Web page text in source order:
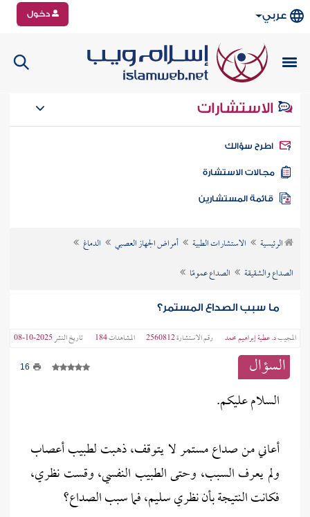
عربي دخول
الاستشارات
سؤالك
الاستشارة
الرئيسية الاستشارات الطبية أمراض الجهاز العصبي
الدماغ
الصداع والشقيقة
الصداع عمومًا
ما سبب الصداع المستمر؟
المجيبد. عطية إبراهيم محمد رقم الاستشارة2560812 المشاهدات184 تاريخ النشر2025-10-08
السؤال 16
السلام عليكم.
أعاني من صداع مستمر لا يتوقف، ذهبت لطبيب أعصاب
ولم يعرف السبب، وحتى الطبيب النفسي، وقست نظري،
فكانت النتيجة بأن نظري سليم، فما سبب الصداع؟